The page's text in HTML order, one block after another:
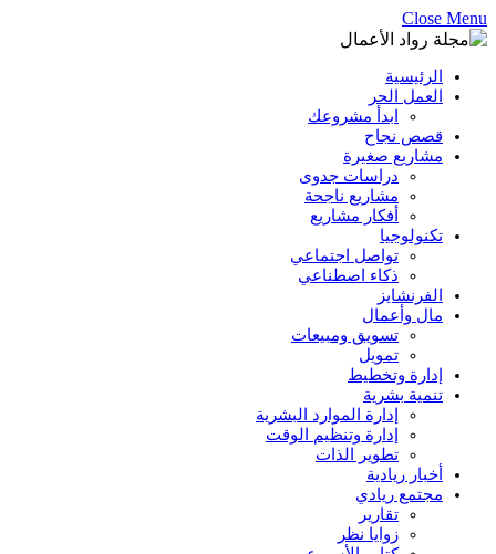
Close Menu
الرئيسية
العمل الحر
ابدأ مشروعك
قصص نجاح
مشاريع صغيرة
دراسات جدوى
مشاريع ناجحة
أفكار مشاريع
تكنولوجيا
تواصل اجتماعي
ذكاء اصطناعي
الفرنشايز
مال وأعمال
تسويق ومبيعات
تمويل
إدارة وتخطيط
تنمية بشرية
إدارة الموارد البشرية
إدارة وتنظيم الوقت
تطوير الذات
أخبار ريادية
مجتمع ريادي
تقارير
زوايا نظر